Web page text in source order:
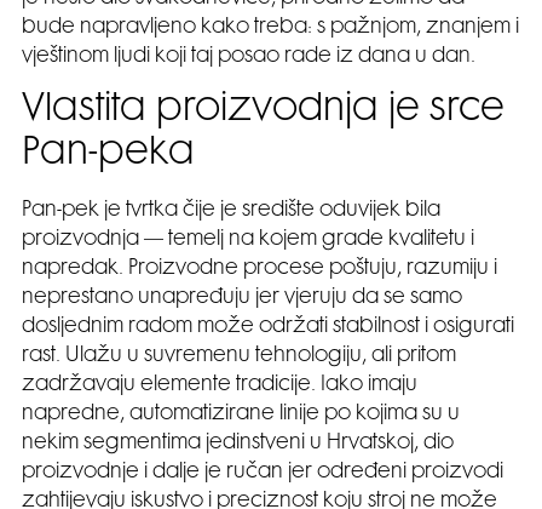
bude napravljeno kako treba: s pažnjom, znanjem i
vještinom ljudi koji taj posao rade iz dana u dan.
Vlastita proizvodnja je srce
Pan-peka
Pan-pek je tvrtka čije je središte oduvijek bila
proizvodnja — temelj na kojem grade kvalitetu i
napredak. Proizvodne procese poštuju, razumiju i
neprestano unapređuju jer vjeruju da se samo
dosljednim radom može održati stabilnost i osigurati
rast. Ulažu u suvremenu tehnologiju, ali pritom
zadržavaju elemente tradicije. Iako imaju
napredne, automatizirane linije po kojima su u
nekim segmentima jedinstveni u Hrvatskoj, dio
proizvodnje i dalje je ručan jer određeni proizvodi
zahtijevaju iskustvo i preciznost koju stroj ne može